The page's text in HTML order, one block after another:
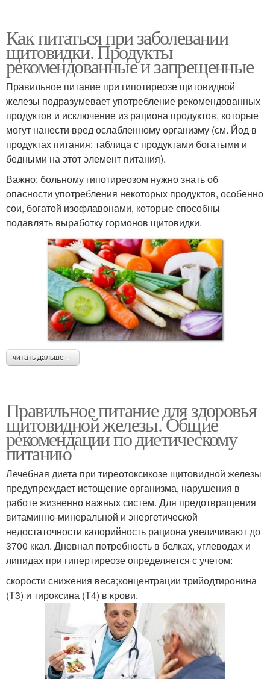
Как питаться при заболевании
щитовидки. Продукты
рекомендованные и запрещенные
Правильное питание при гипотиреозе щитовидной
железы подразумевает употребление рекомендованных
продуктов и исключение из рациона продуктов, которые
могут нанести вред ослабленному организму (см. Йод в
продуктах питания: таблица с продуктами богатыми и
бедными на этот элемент питания).
Важно: больному гипотиреозом нужно знать об
опасности употребления некоторых продуктов, особенно
сои, богатой изофлавонами, которые способны
подавлять выработку гормонов щитовидки.
читать дальше →
Правильное питание для здоровья
щитовидной железы. Общие
рекомендации по диетическому
питанию
Лечебная диета при тиреотоксикозе щитовидной железы
предупреждает истощение организма, нарушения в
работе жизненно важных систем. Для предотвращения
витаминно-минеральной и энергетической
недостаточности калорийность рациона увеличивают до
3700 ккал. Дневная потребность в белках, углеводах и
липидах при гипертиреозе определяется с учетом:
скорости снижения веса;концентрации трийодтиронина
(Т3) и тироксина (Т4) в крови.